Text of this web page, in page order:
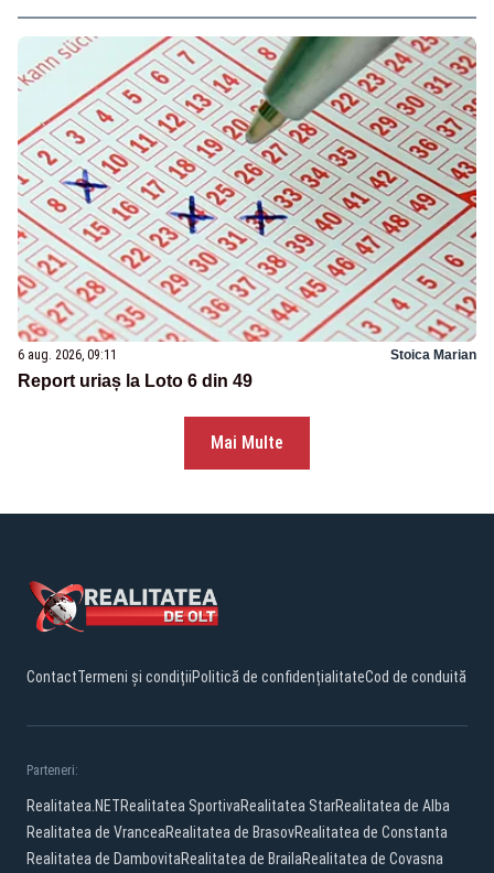
6 aug. 2026, 09:11 Stoica Marian
Report uriaș la Loto 6 din 49
Mai Multe
ContactTermeni și condițiiPolitică de confidențialitateCod de conduită
Parteneri:
Realitatea.NETRealitatea SportivaRealitatea StarRealitatea de Alba
Realitatea de VranceaRealitatea de BrasovRealitatea de Constanta
Realitatea de DambovitaRealitatea de BrailaRealitatea de Covasna